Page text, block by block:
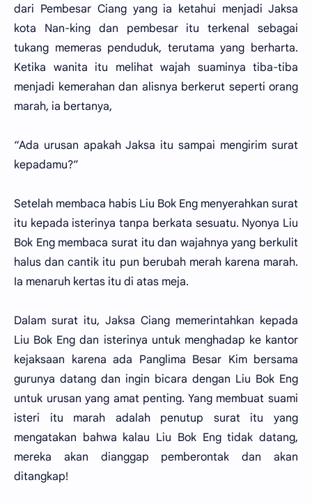
dari Pembesar Ciang yang ia ketahui menjadi Jaksa
kota Nan-king dan pembesar itu terkenal sebagai
tukang memeras penduduk, terutama yang berharta.
Ketika wanita itu melihat wajah suaminya tiba-tiba
menjadi kemerahan dan alisnya berkerut seperti orang
marah, ia bertanya,
“Ada urusan apakah Jaksa itu sampai mengirim surat
kepadamu?”
Setelah membaca habis Liu Bok Eng menyerahkan surat
itu kepada isterinya tanpa berkata sesuatu. Nyonya Liu
Bok Eng membaca surat itu dan wajahnya yang berkulit
halus dan cantik itu pun berubah merah karena marah.
Ia menaruh kertas itu di atas meja.
Dalam surat itu, Jaksa Ciang memerintahkan kepada
Liu Bok Eng dan isterinya untuk menghadap ke kantor
kejaksaan karena ada Panglima Besar Kim bersama
gurunya datang dan ingin bicara dengan Liu Bok Eng
untuk urusan yang amat penting. Yang membuat suami
isteri itu marah adalah penutup surat itu yang
mengatakan bahwa kalau Liu Bok Eng tidak datang,
mereka akan dianggap pemberontak dan akan
ditangkap!